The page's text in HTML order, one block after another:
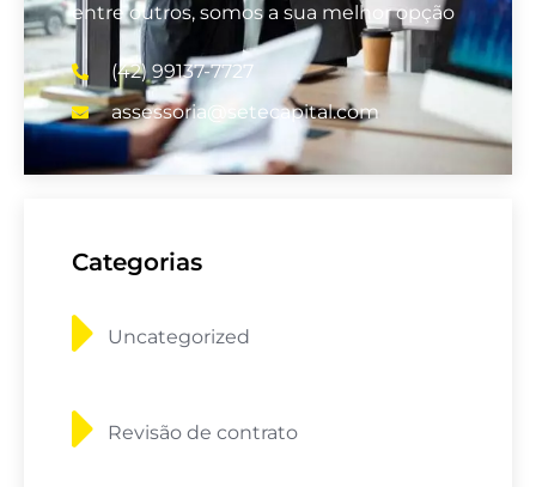
entre outros, somos a sua melhor opção
(42) 99137-7727
assessoria@setecapital.com
Categorias
Uncategorized
Revisão de contrato